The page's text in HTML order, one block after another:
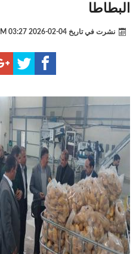
البطاطا
نشرت في تاريخ 04-02-2026 03:27 PM